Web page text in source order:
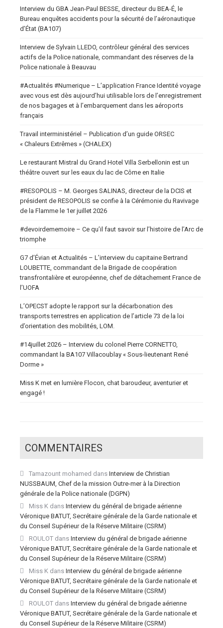
Interview du GBA Jean-Paul BESSE, directeur du BEA-É, le
Bureau enquêtes accidents pour la sécurité de l’aéronautique
d’État (BA107)
Interview de Sylvain LLEDO, contrôleur général des services
actifs de la Police nationale, commandant des réserves de la
Police nationale à Beauvau
#Actualités #Numerique – L’application France Identité voyage
avec vous est dès aujourd’hui utilisable lors de l’enregistrement
de nos bagages et à l’embarquement dans les aéroports
français
Travail interministériel – Publication d’un guide ORSEC
« Chaleurs Extrêmes » (CHALEX)
Le restaurant Mistral du Grand Hotel Villa Serbellonin est un
théâtre ouvert sur les eaux du lac de Côme en Italie
#RESOPOLIS – M. Georges SALINAS, directeur de la DCIS et
président de RESOPOLIS se confie à la Cérémonie du Ravivage
de la Flamme le 1er juillet 2026
#devoirdememoire – Ce qu’il faut savoir sur l’histoire de l’Arc de
triomphe
G7 d’Évian et Actualités – L’interview du capitaine Bertrand
LOUBETTE, commandant de la Brigade de coopération
transfrontalière et européenne, chef de détachement France de
l’UOFA
L’OPECST adopte le rapport sur la décarbonation des
transports terrestres en application de l’article 73 de la loi
d’orientation des mobilités, LOM.
#14juillet 2026 – Interview du colonel Pierre CORNETTO,
commandant la BA107 Villacoublay « Sous-lieutenant René
Dorme »
Miss K met en lumière Flocon, chat baroudeur, aventurier et
engagé !
COMMENTAIRES
Tamazount mohamed dans Interview de Christian
NUSSBAUM, Chef de la mission Outre-mer à la Direction
générale de la Police nationale (DGPN)
Miss K dans Interview du général de brigade aérienne
Véronique BATUT, Secrétaire générale de la Garde nationale et
du Conseil Supérieur de la Réserve Militaire (CSRM)
ROULOT dans Interview du général de brigade aérienne
Véronique BATUT, Secrétaire générale de la Garde nationale et
du Conseil Supérieur de la Réserve Militaire (CSRM)
Miss K dans Interview du général de brigade aérienne
Véronique BATUT, Secrétaire générale de la Garde nationale et
du Conseil Supérieur de la Réserve Militaire (CSRM)
ROULOT dans Interview du général de brigade aérienne
Véronique BATUT, Secrétaire générale de la Garde nationale et
du Conseil Supérieur de la Réserve Militaire (CSRM)